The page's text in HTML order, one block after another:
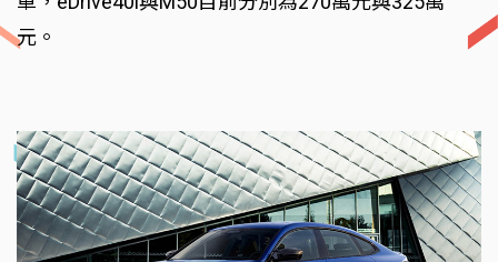
元。